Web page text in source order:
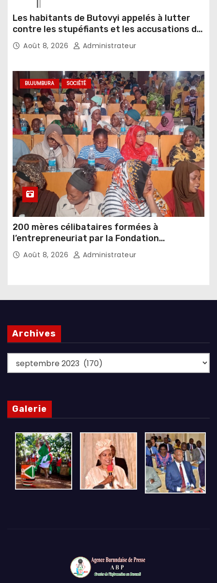
Les habitants de Butovyi appelés à lutter
contre les stupéfiants et les accusations de
sorcellerie
Août 8, 2026 Administrateur
BUJUMBURA SOCIÉTÉ
200 mères célibataires formées à
l’entrepreneuriat par la Fondation
Umugiraneza et l’OPDD
Août 8, 2026 Administrateur
Archives
Archives
Galerie